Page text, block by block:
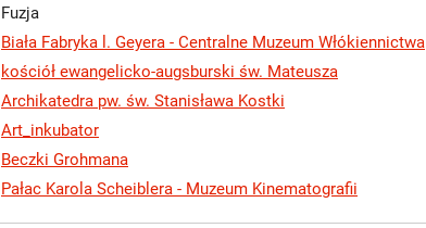
Fuzja
Biała Fabryka l. Geyera - Centralne Muzeum Włókiennictwa
kościół ewangelicko-augsburski św. Mateusza
Archikatedra pw. św. Stanisława Kostki
Art_inkubator
Beczki Grohmana
Pałac Karola Scheiblera - Muzeum Kinematografii